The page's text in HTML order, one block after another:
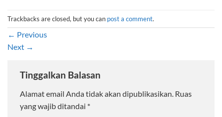
Trackbacks are closed, but you can post a comment.
← Previous
Next →
Tinggalkan Balasan
Alamat email Anda tidak akan dipublikasikan. Ruas
yang wajib ditandai *